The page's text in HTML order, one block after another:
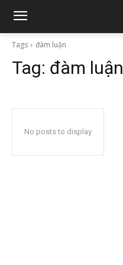
Tags đàm luận
Tag: đàm luận
No posts to display